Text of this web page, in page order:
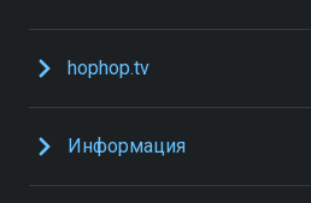
hophop.tv
Информация